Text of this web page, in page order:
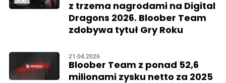
z trzema nagrodami na Digital
Dragons 2026. Bloober Team
zdobywa tytuł Gry Roku
21.04.2026
Bloober Team z ponad 52,6
milionami zysku netto za 2025